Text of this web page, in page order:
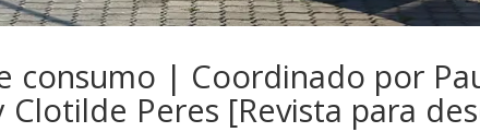
consumo | Coordinado por
Peres [Revista para